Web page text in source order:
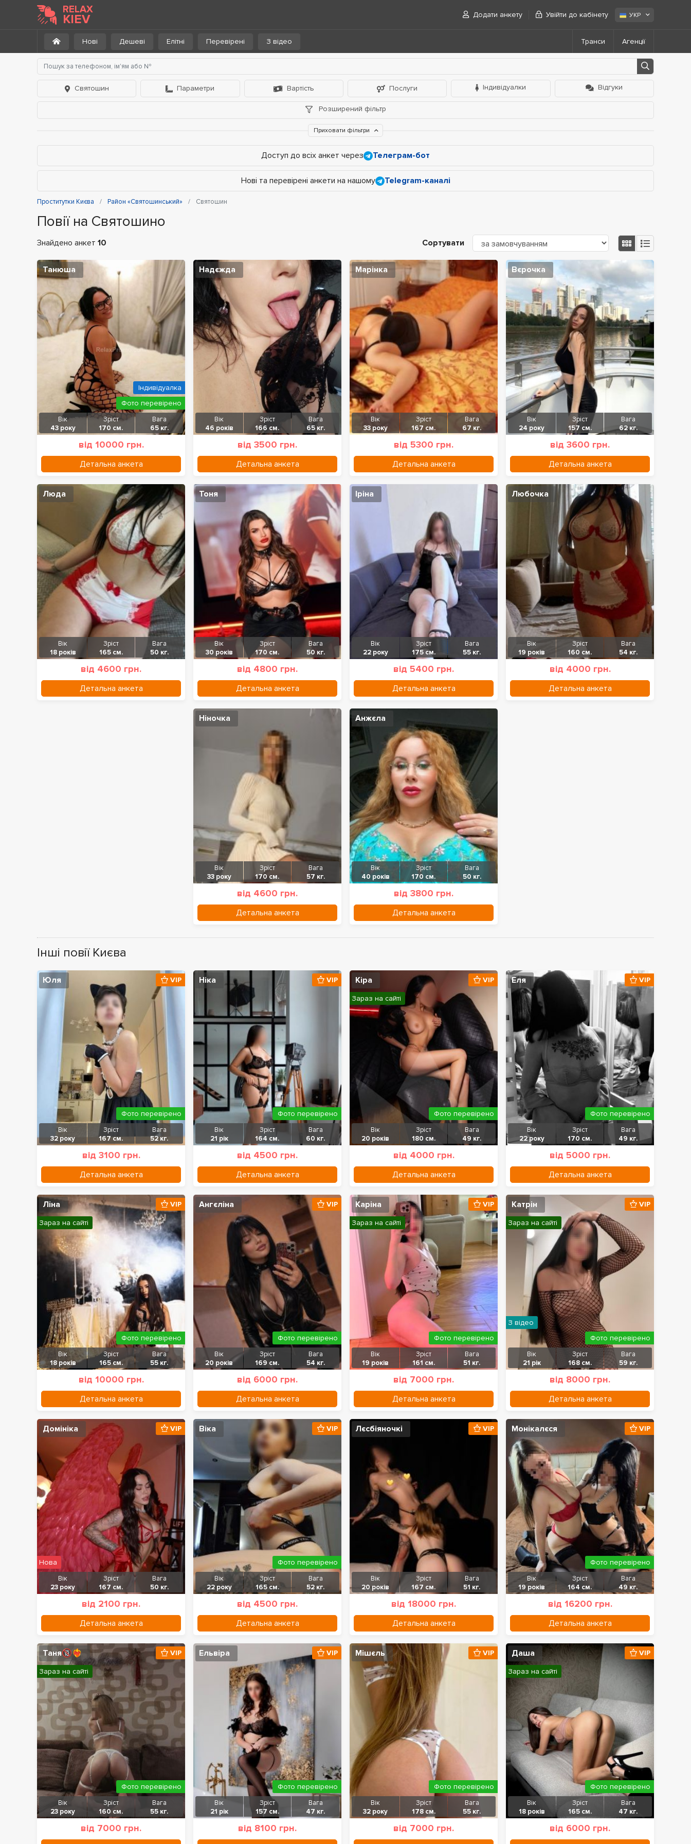
RELAX
KIEV Додати анкету Увійти до кабінету УКР
Нові Дешеві Елітні Перевірені З відео Транси Агенції
Святошин Параметри Вартість Послуги Індивідуалки Відгуки
Розширений фільтр
Приховати фільтри
Доступ до всіх анкет через Телеграм-бот
Нові та перевірені анкети на нашому Telegram-каналі
Проститутки Києва Район «Святошинський» Святошин
Повії на Святошино
Знайдено анкет 10 Сортувати
Танюша
Вік
43 року
Зріст
170 см.
Вага
65 кг.
від 10000 грн.
Детальна анкета
Фото перевірено
Індивідуалка
Надєжда
Вік
46 років
Зріст
166 см.
Вага
65 кг.
від 3500 грн.
Детальна анкета
Марінка
Вік
33 року
Зріст
167 см.
Вага
67 кг.
від 5300 грн.
Детальна анкета
Вєрочка
Вік
24 року
Зріст
157 см.
Вага
62 кг.
від 3600 грн.
Детальна анкета
Люда
Вік
18 років
Зріст
165 см.
Вага
50 кг.
від 4600 грн.
Детальна анкета
Тоня
Вік
30 років
Зріст
170 см.
Вага
50 кг.
від 4800 грн.
Детальна анкета
Іріна
Вік
22 року
Зріст
175 см.
Вага
55 кг.
від 5400 грн.
Детальна анкета
Любочка
Вік
19 років
Зріст
160 см.
Вага
54 кг.
від 4000 грн.
Детальна анкета
Ніночка
Вік
33 року
Зріст
170 см.
Вага
57 кг.
від 4600 грн.
Детальна анкета
Анжєла
Вік
40 років
Зріст
170 см.
Вага
50 кг.
від 3800 грн.
Детальна анкета
Інші повії Києва
Юля
Вік
32 року
Зріст
167 см.
Вага
52 кг.
від 3100 грн.
Детальна анкета
VIP
Фото перевірено
Ніка
Вік
21 рік
Зріст
164 см.
Вага
60 кг.
від 4500 грн.
Детальна анкета
VIP
Фото перевірено
Кіра
Вік
20 років
Зріст
180 см.
Вага
49 кг.
від 4000 грн.
Детальна анкета
VIP
Зараз на сайті
Фото перевірено
Еля
Вік
22 року
Зріст
170 см.
Вага
49 кг.
від 5000 грн.
Детальна анкета
VIP
Фото перевірено
Ліна
Вік
18 років
Зріст
165 см.
Вага
55 кг.
від 10000 грн.
Детальна анкета
VIP
Зараз на сайті
Фото перевірено
Ангєліна
Вік
20 років
Зріст
169 см.
Вага
54 кг.
від 6000 грн.
Детальна анкета
VIP
Фото перевірено
Каріна
Вік
19 років
Зріст
161 см.
Вага
51 кг.
від 7000 грн.
Детальна анкета
VIP
Зараз на сайті
Фото перевірено
Катрін
Вік
21 рік
Зріст
168 см.
Вага
59 кг.
від 8000 грн.
Детальна анкета
VIP
Зараз на сайті
З відео
Фото перевірено
Домініка
Вік
23 року
Зріст
167 см.
Вага
50 кг.
від 2100 грн.
Детальна анкета
VIP
Нова
Віка
Вік
22 року
Зріст
165 см.
Вага
52 кг.
від 4500 грн.
Детальна анкета
VIP
Фото перевірено
Лєсбіяночкі
Вік
20 років
Зріст
167 см.
Вага
51 кг.
від 18000 грн.
Детальна анкета
VIP Монікалєся
Вік
19 років
Зріст
164 см.
Вага
49 кг.
від 16200 грн.
Детальна анкета
VIP
Фото перевірено
Таня🔞❤️‍🔥
Вік
23 року
Зріст
160 см.
Вага
55 кг.
від 7000 грн.
VIP
Зараз на сайті
Фото перевірено
Ельвіра
Вік
21 рік
Зріст
157 см.
Вага
47 кг.
від 8100 грн.
VIP
Фото перевірено
Мішєль
Вік
32 року
Зріст
178 см.
Вага
55 кг.
від 7000 грн.
VIP
Фото перевірено
Даша
Вік
18 років
Зріст
165 см.
Вага
47 кг.
від 6000 грн.
VIP
Зараз на сайті
Фото перевірено